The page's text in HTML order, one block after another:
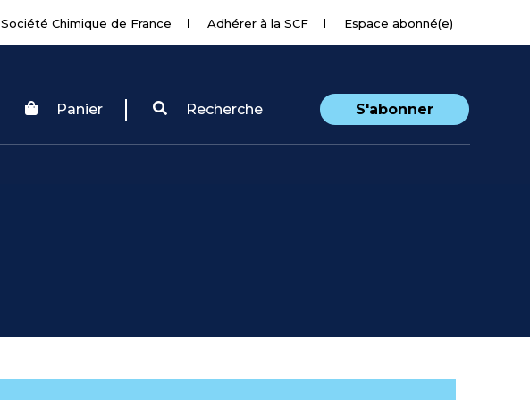
Société Chimique de France Adhérer à la SCF Espace abonné(e)
Panier Recherche S'abonner